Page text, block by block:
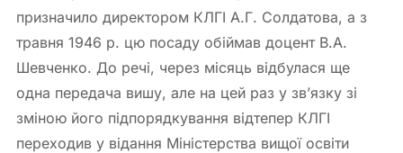
призначило директором КЛГІ А.Г. Солдатова, а з
травня 1946 р. цю посаду обіймав доцент В.А.
Шевченко. До речі, через місяць відбулася ще
одна передача вишу, але на цей раз у зв’язку зі
зміною його підпорядкування відтепер КЛГІ
переходив у відання Міністерства вищої освіти